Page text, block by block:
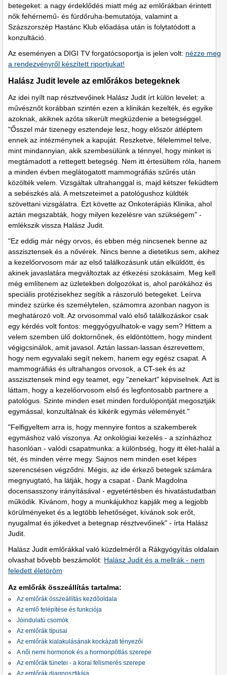
betegeket: a nagy érdeklődés miatt még az emlőrákban érintett
nők fehérnemű- és fürdőruha-bemutatója, valamint a
Százszorszép Hastánc Klub előadása után is folytatódott a
konzultáció.
Az eseményen a DIGI TV forgatócsoportja is jelen volt: nézze meg
a rendezvényről készített riportjukat!
Halász Judit levele az emlőrákos betegeknek
Az idei nyílt nap résztvevőinek Halász Judit írt külön levelet: a
művésznőt korábban szintén ezen a klinikán kezelték, és egyike
azoknak, akiknek azóta sikerült megküzdenie a betegséggel.
"Ősszel már tizenegy esztendeje lesz, hogy először átléptem
ennek az intézménynek a kapuját. Reszketve, félelemmel telve,
mint mindannyian, akik szembesülünk a ténnyel, hogy minket is
megtámadott a rettegett betegség. Nem itt értesültem róla, hanem
a minden évben meglátogatott mammográfiás szűrés után
közölték velem. Vizsgáltak ultrahanggal is, majd kétszer feküdtem
a sebészkés alá. A metszeteimet a patológushoz küldték
szövettani vizsgálatra. Ezt követte az Onkoterápiás Klinika, ahol
aztán megszabták, hogy milyen kezelésre van szükségem" -
emlékszik vissza Halász Judit.
"Ez eddig már négy orvos, és ebben még nincsenek benne az
asszisztensek és a nővérek. Nincs benne a dietetikus sem, akihez
a kezelőorvosom már az első találkozásunk után elküldött, és
akinek javaslatára megváltoztak az étkezési szokásaim. Meg kell
még említenem az üzletekben dolgozókat is, ahol parókához és
speciális protézisekhez segítik a rászoruló betegeket. Leírva
mindez szürke és személytelen, számomra azonban nagyon is
meghatározó volt. Az orvosommal való első találkozáskor csak
egy kérdés volt fontos: meggyógyulhatok-e vagy sem? Hittem a
velem szemben ülő doktornőnek, és eldöntöttem, hogy mindent
végigcsinálok, amit javasol. Aztán lassan-lassan észrevettem,
hogy nem egyvalaki segít nekem, hanem egy egész csapat. A
mammográfiás és ultrahangos orvosok, a CT-sek és az
asszisztensek mind egy teamet, egy "zenekart" képviselnek. Azt is
láttam, hogy a kezelőorvosom első és legfontosabb partnere a
patológus. Szinte minden eset minden fordulópontját megosztják
egymással, konzultálnak és kikérik egymás véleményét."
"Felfigyeltem arra is, hogy mennyire fontos a szakemberek
egymáshoz való viszonya. Az onkológiai kezelés - a színházhoz
hasonlóan - valódi csapatmunka: a különbség, hogy itt élet-halál a
tét, és minden vérre megy. Sajnos nem minden eset képes
szerencsésen végződni. Mégis, az ide érkező betegek számára
megnyugtató, ha látják, hogy a csapat - Dank Magdolna
docensasszony irányításával - egyetértésben és hivatástudatban
működik. Kívánom, hogy a munkájukhoz kapják meg a legjobb
körülményeket és a legtöbb lehetőséget, kívánok sok erőt,
nyugalmat és jókedvet a betegnap résztvevőinek" - írta Halász
Judit.
Halász Judit emlőrákkal való küzdelméről a Rákgyógyítás oldalain
olvashat bővebb beszámolót: Halász Judit és a mellrák - nem
feledett életöröm
Az emlőrák összeállítás tartalma:
Az emlőrák összeállítás kezdőoldala
Az emlő felépítése és funkciója
Jóindulatú csomók
Az emlőrák típusai
Az emlőrák kialakulásának kockázati tényezői
A női nemi hormonok és a hormonpótlás szerepe
Az emlőrák tünetei - a korai felismerés szerepe
Az emlőrák diagnosztikája